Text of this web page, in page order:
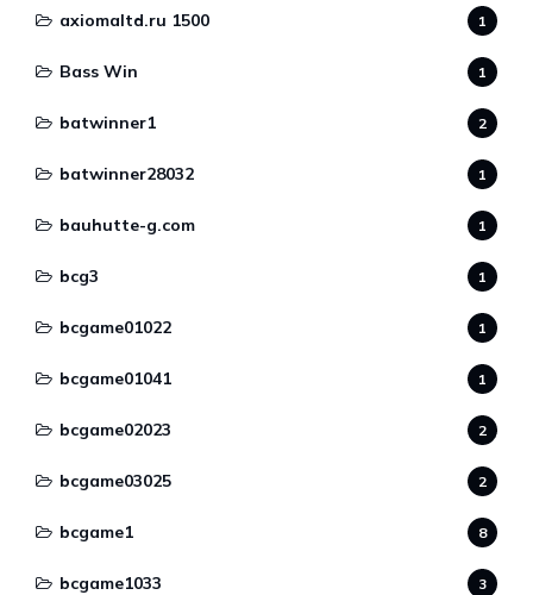
axiomaltd.ru 1500 1
Bass Win 1
batwinner1 2
batwinner28032 1
bauhutte-g.com 1
bcg3 1
bcgame01022 1
bcgame01041 1
bcgame02023 2
bcgame03025 2
bcgame1 8
bcgame1033 3